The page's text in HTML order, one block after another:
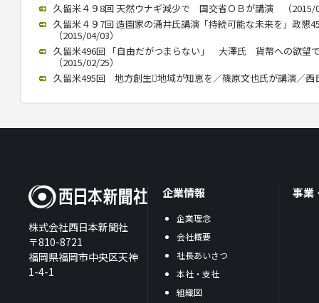
久留米４９8回 天然ウナギ減少で 国交省ＯＢが講演 （2015/
久留米４９7回 造園家の涌井氏講演「持続可能な未来を」政懇
（2015/04/03）
久留米496回 「自由だがつまらない」 大澤氏 貨幣への欲望
（2015/02/25）
久留米495回 地方創生地域が知恵を／篠原文也氏が講演／西
株式会社西日本新聞社
〒810-8721
福岡県福岡市中央区天神
1-4-1
企業情報
企業理念
会社概要
社長あいさつ
本社・支社
組織図
事業